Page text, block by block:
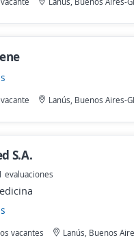
Lanús, Buenos Aires-
S.A.
evaluaciones
vacantes Lanús, Buenos